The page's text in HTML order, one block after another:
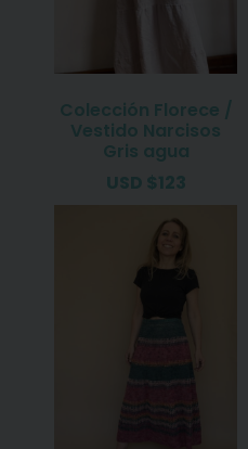
Colección Florece /
Vestido Narcisos
Gris agua
USD $123